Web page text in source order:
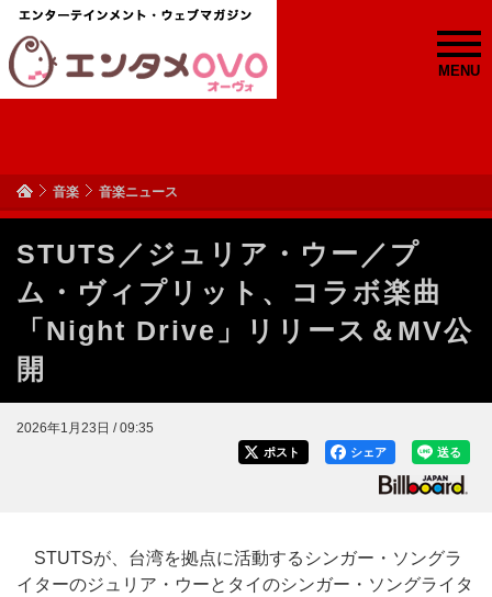
MENU
音楽 音楽ニュース
STUTS／ジュリア・ウー／プ
ム・ヴィプリット、コラボ楽曲
「Night Drive」リリース＆MV公
開
2026年1月23日 / 09:35
送る
シェア
ポスト
STUTSが、台湾を拠点に活動するシンガー・ソングラ
イターのジュリア・ウーとタイのシンガー・ソングライタ